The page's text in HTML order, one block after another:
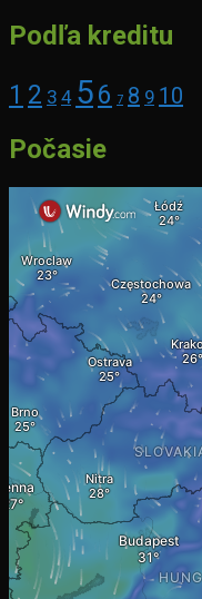
Podľa kreditu
1 2 3 4 56 7 8 9 10
Počasie